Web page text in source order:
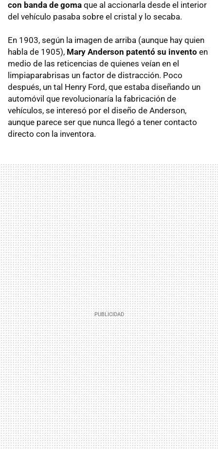
con banda de goma que al accionarla desde el interior
del vehículo pasaba sobre el cristal y lo secaba.
En 1903, según la imagen de arriba (aunque hay quien
habla de 1905), Mary Anderson patentó su invento en
medio de las reticencias de quienes veían en el
limpiaparabrisas un factor de distracción. Poco
después, un tal Henry Ford, que estaba diseñando un
automóvil que revolucionaría la fabricación de
vehículos, se interesó por el diseño de Anderson,
aunque parece ser que nunca llegó a tener contacto
directo con la inventora.